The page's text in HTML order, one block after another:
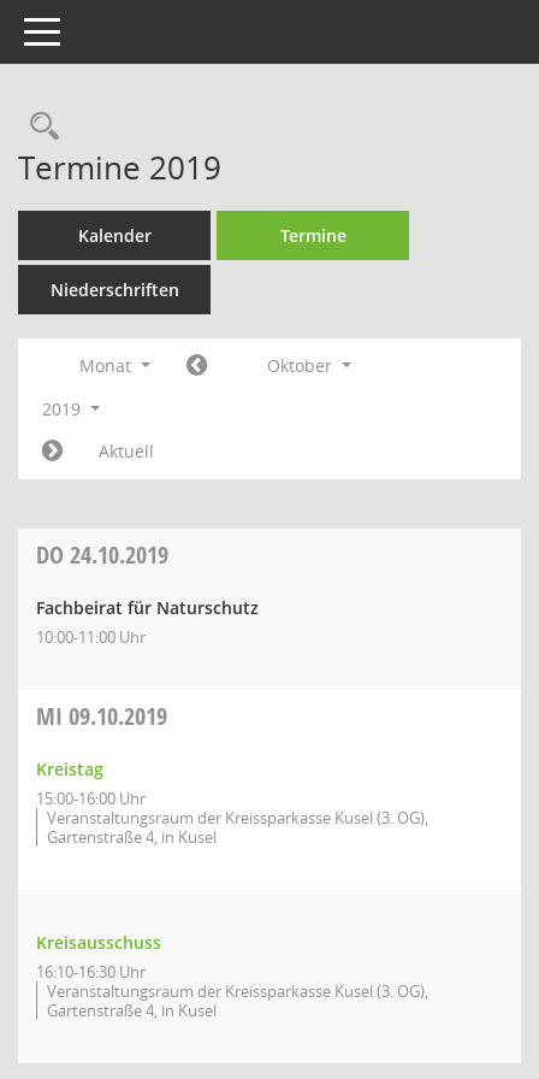
Toggle navigation
Rechercheauswahl
Termine 2019
Kalender Termine
Niederschriften
Monat
Oktober
2019
Aktuell
DO 24.10.2019
Fachbeirat für Naturschutz
10:00-11:00 Uhr
MI 09.10.2019
Kreistag
15:00-16:00 Uhr
Veranstaltungsraum der Kreissparkasse Kusel (3. OG),
Gartenstraße 4, in Kusel
Kreisausschuss
16:10-16:30 Uhr
Veranstaltungsraum der Kreissparkasse Kusel (3. OG),
Gartenstraße 4, in Kusel